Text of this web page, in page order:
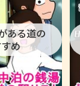
ある道の
め